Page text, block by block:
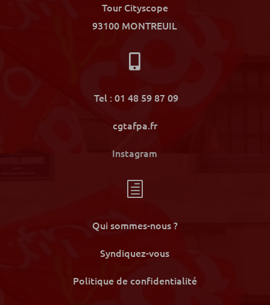
Tour Cityscope
93100 MONTREUIL

Tel : 01 48 59 87 09
cgtafpa.fr
Instagram
h
Qui sommes-nous ?
Syndiquez-vous
Politique de confidentialité